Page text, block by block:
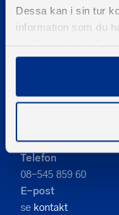
Dessa kan i sin tur
information som du
© 2026 - Svenska
PIGMENT WEBBYRÅ
Kontakta oss
Telefon
08-545 859 60
E-post
se kontakt